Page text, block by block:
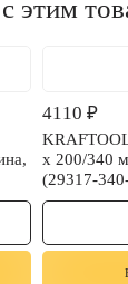
этим
4110 ₽
KRAFTOOL Industrie Qualit,
x 200/340
(29317-